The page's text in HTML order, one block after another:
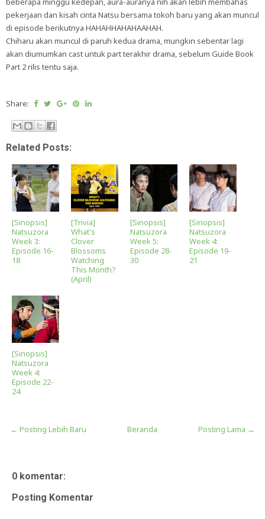
pekerjaan dan kisah cinta Natsu bersama tokoh baru yang akan muncul
di episode berikutnya HAHAHHAHAHAAHAH.
Chiharu akan muncul di paruh kedua drama, mungkin sebentar lagi
akan diumumkan cast untuk part terakhir drama, sebelum Guide Book
Part 2 rilis tentu saja.
Share:
Related Posts:
[Sinopsis]
Natsuzora
Week 3:
Episode 16-
18
[Trivia]
What's
Clover
Blossoms
Watching
This Month?
(April)
[Sinopsis]
Natsuzora
Week 5:
Episode 28-
30
[Sinopsis]
Natsuzora
Week 4:
Episode 19-
21
[Sinopsis]
Natsuzora
Week 4:
Episode 22-
24
← Posting Lebih Baru Posting Lama →
Beranda
0 komentar:
Posting Komentar